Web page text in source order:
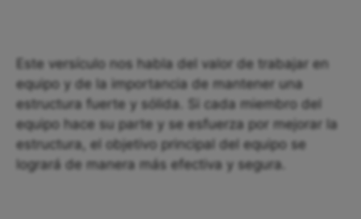
Este versículo nos habla del valor de trabajar en
equipo y de la importancia de mantener una
estructura fuerte y sólida. Si cada miembro del
equipo hace su parte y se esfuerza por mejorar la
estructura, el objetivo principal del equipo se
logrará de manera más efectiva y segura.